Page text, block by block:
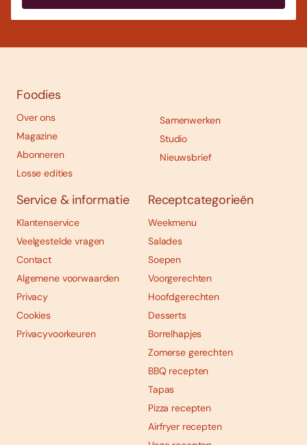
Foodies
Over ons
Magazine
Abonneren
Losse edities
Samenwerken
Studio
Nieuwsbrief
Service & informatie
Klantenservice
Veelgestelde vragen
Contact
Algemene voorwaarden
Privacy
Cookies
Privacyvoorkeuren
Receptcategorieën
Weekmenu
Salades
Soepen
Voorgerechten
Hoofdgerechten
Desserts
Borrelhapjes
Zomerse gerechten
BBQ recepten
Tapas
Pizza recepten
Airfryer recepten